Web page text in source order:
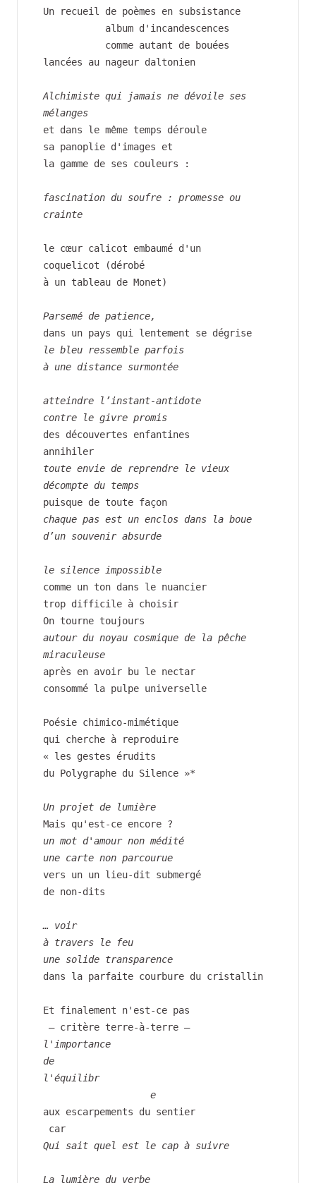
Un recueil de poèmes en subsistance
           album d'incandescences
lancées au nageur daltonien
Alchimiste qui jamais ne dévoile ses
mélanges
et dans le même temps déroule
sa panoplie d'images et
la gamme de ses couleurs :
fascination du soufre : promesse ou
crainte
le cœur calicot embaumé d'un
coquelicot (dérobé
à un tableau de Monet)
Parsemé de patience,
dans un pays qui lentement se dégrise
le bleu ressemble parfois
à une distance surmontée
atteindre l’instant-antidote
contre le givre promis
des découvertes enfantines
annihiler
toute envie de reprendre le vieux
décompte du temps
puisque de toute façon
chaque pas est un enclos dans la boue
d’un souvenir absurde
le silence impossible
comme un ton dans le nuancier
trop difficile à choisir
On tourne toujours
autour du noyau cosmique de la pêche
miraculeuse
après en avoir bu le nectar
consommé la pulpe universelle
Poésie chimico-mimétique
qui cherche à reproduire
« les gestes érudits
du Polygraphe du Silence »*
Un projet de lumière
Mais qu'est-ce encore ?
un mot d'amour non médité
une carte non parcourue
vers un un lieu-dit submergé
de non-dits
… voir
à travers le feu
une solide transparence
dans la parfaite courbure du cristallin
Et finalement n'est-ce pas
— critère terre-à-terre —
l'importance
de
l'équilibr
                   e
aux escarpements du sentier
car
Qui sait quel est le cap à suivre
La lumière du verbe